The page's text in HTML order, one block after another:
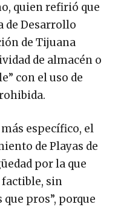
quien refirió que
de Desarrollo
de Tijuana
de almacén o
con el uso de
específico, el
de Playas de
por la que
sin
pros”, porque